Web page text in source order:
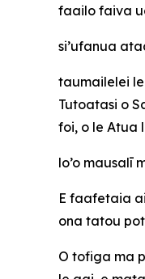
faailo faiva
si’ufanua
taumailelei
Tutoatasi o
foi, o le Atua
lo’o mausalī
E faafetaia
ona tatou
O tofiga ma